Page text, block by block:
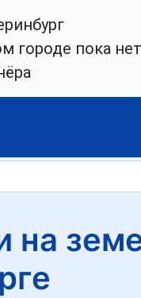
городе пока
на